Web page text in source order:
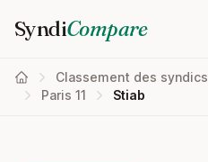
SyndiCompare
Classement des syndics
Paris 11
Stiab